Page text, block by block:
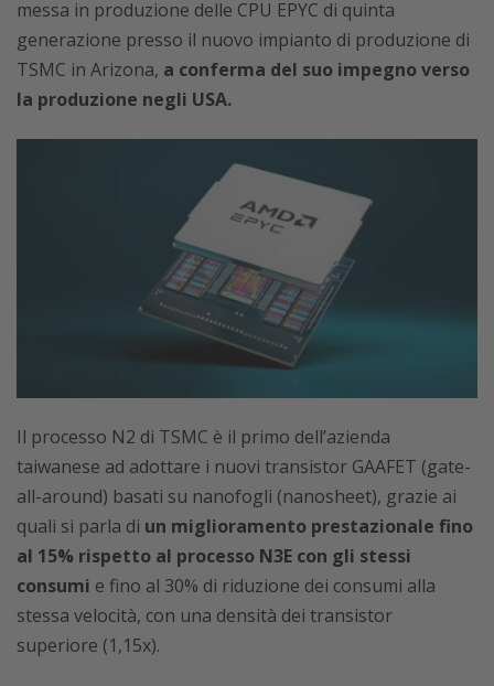
messa in produzione delle CPU EPYC di quinta
generazione presso il nuovo impianto di produzione di
TSMC in Arizona, a conferma del suo impegno verso
la produzione negli USA.
Il processo N2 di TSMC è il primo dell’azienda
taiwanese ad adottare i nuovi transistor GAAFET (gate-
all-around) basati su nanofogli (nanosheet), grazie ai
quali si parla di un miglioramento prestazionale fino
al 15% rispetto al processo N3E con gli stessi
consumi e fino al 30% di riduzione dei consumi alla
stessa velocità, con una densità dei transistor
superiore (1,15x).